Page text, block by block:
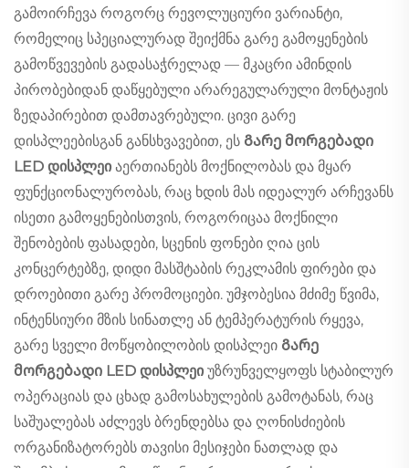
გამოირჩევა როგორც რევოლუციური ვარიანტი,
რომელიც სპეციალურად შეიქმნა გარე გამოყენების
გამოწვევების გადასაჭრელად — მკაცრი ამინდის
პირობებიდან დაწყებული არარეგულარული მონტაჟის
ზედაპირებით დამთავრებული. ცივი გარე
დისპლეებისგან განსხვავებით, ეს Გარე მორგებადი
LED დისპლეი აერთიანებს მოქნილობას და მყარ
ფუნქციონალურობას, რაც ხდის მას იდეალურ არჩევანს
ისეთი გამოყენებისთვის, როგორიცაა მოქნილი
შენობების ფასადები, სცენის ფონები ღია ცის
კონცერტებზე, დიდი მასშტაბის რეკლამის ფირები და
დროებითი გარე პრომოციები. უმჯობესია მძიმე წვიმა,
ინტენსიური მზის სინათლე ან ტემპერატურის რყევა,
გარე სველი მოწყობილობის დისპლეი Გარე
მორგებადი LED დისპლეი უზრუნველყოფს სტაბილურ
ოპერაციას და ცხად გამოსახულების გამოტანას, რაც
საშუალებას აძლევს ბრენდებსა და ღონისძიების
ორგანიზატორებს თავისი მესიჯები ნათლად და